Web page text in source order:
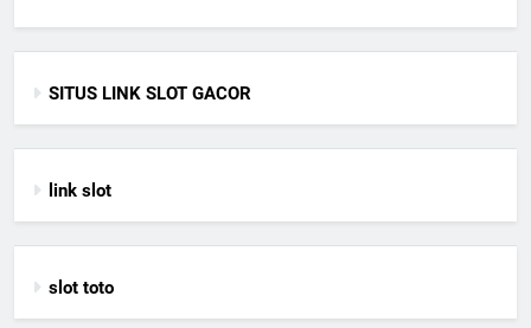
SITUS LINK SLOT GACOR
link slot
slot toto